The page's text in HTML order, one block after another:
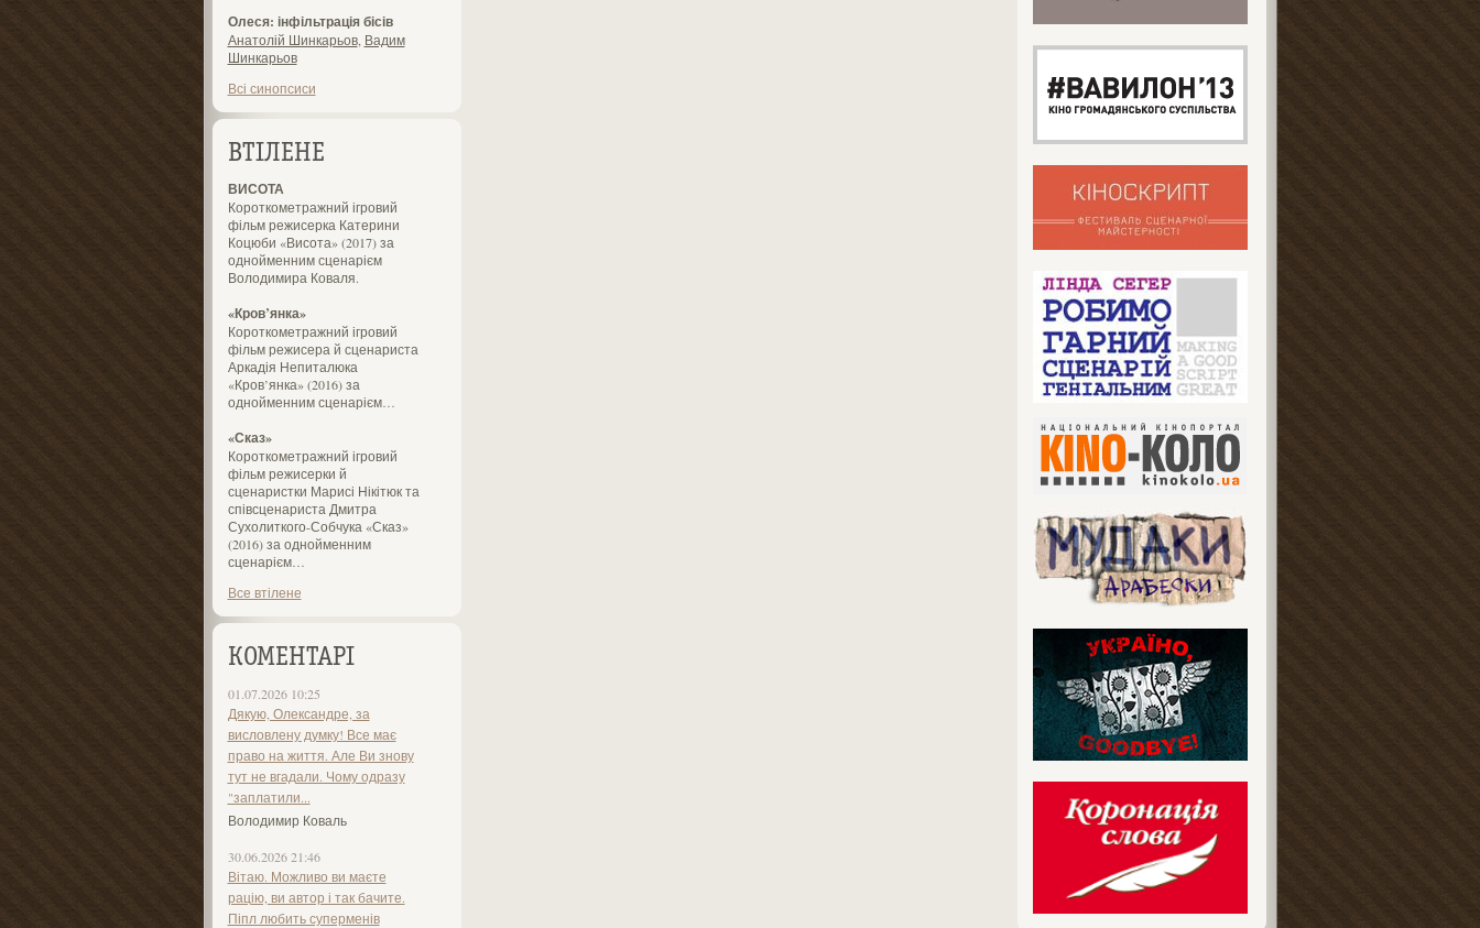
Олеся: інфільтрація бісів
Анатолій Шинкарьов, Вадим
Шинкарьов
Всі синопсиси
ВТІЛЕНЕ
ВИСОТА
Короткометражний ігровий
фільм режисерка Катерини
Коцюби «Висота» (2017) за
однойменним сценарієм
Володимира Коваля.
«Кров’янка»
Короткометражний ігровий
фільм режисера й сценариста
Аркадія Непиталюка
«Кров’янка» (2016) за
однойменним сценарієм…
«Сказ»
Короткометражний ігровий
фільм режисерки й
сценаристки Марисі Нікітюк та
співсценариста Дмитра
Сухолиткого-Собчука «Сказ»
(2016) за однойменним
сценарієм…
Все втілене
КОМЕНТАРІ
01.07.2026 10:25
Дякую, Олександре, за
висловлену думку! Все має
право на життя. Але Ви знову
тут не вгадали. Чому одразу
"заплатили...
Володимир Коваль
30.06.2026 21:46
Вітаю. Можливо ви маєте
рацію, ви автор і так бачите.
Піпл любить суперменів